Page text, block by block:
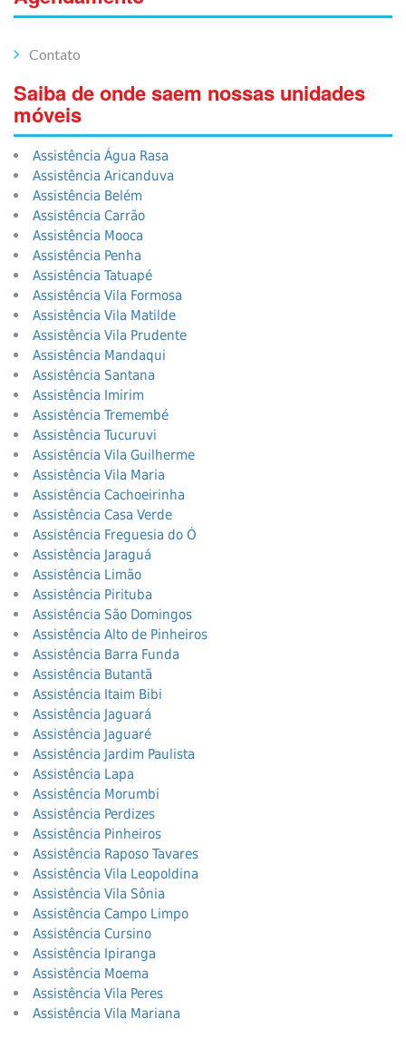
Contato
Saiba de onde saem nossas unidades
móveis
Assistência Água Rasa
Assistência Aricanduva
Assistência Belém
Assistência Carrão
Assistência Mooca
Assistência Penha
Assistência Tatuapé
Assistência Vila Formosa
Assistência Vila Matilde
Assistência Vila Prudente
Assistência Mandaqui
Assistência Santana
Assistência Imirim
Assistência Tremembé
Assistência Tucuruvi
Assistência Vila Guilherme
Assistência Vila Maria
Assistência Cachoeirinha
Assistência Casa Verde
Assistência Freguesia do Ó
Assistência Jaraguá
Assistência Limão
Assistência Pirituba
Assistência São Domingos
Assistência Alto de Pinheiros
Assistência Barra Funda
Assistência Butantã
Assistência Itaim Bibi
Assistência Jaguará
Assistência Jaguaré
Assistência Jardim Paulista
Assistência Lapa
Assistência Morumbi
Assistência Perdizes
Assistência Pinheiros
Assistência Raposo Tavares
Assistência Vila Leopoldina
Assistência Vila Sônia
Assistência Campo Limpo
Assistência Cursino
Assistência Ipiranga
Assistência Moema
Assistência Vila Peres
Assistência Vila Mariana